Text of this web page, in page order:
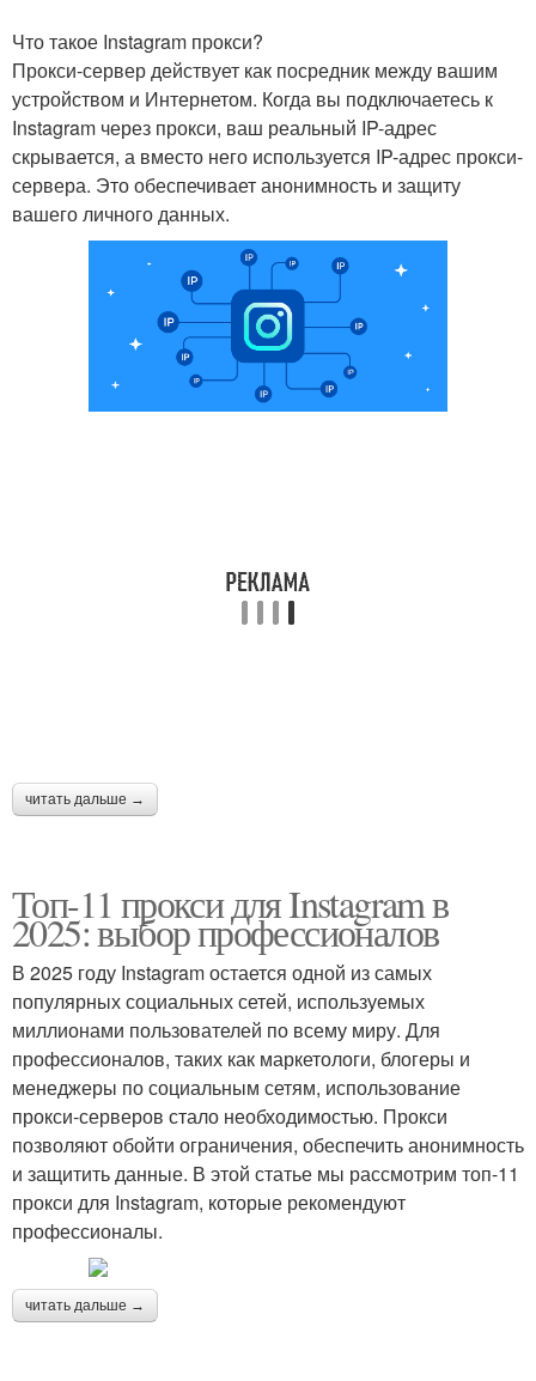
Что такое Instagram прокси?
Прокси-сервер действует как посредник между вашим
устройством и Интернетом. Когда вы подключаетесь к
Instagram через прокси, ваш реальный IP-адрес
скрывается, а вместо него используется IP-адрес прокси-
сервера. Это обеспечивает анонимность и защиту
вашего личного данных.
читать дальше →
Топ-11 прокси для Instagram в
2025: выбор профессионалов
В 2025 году Instagram остается одной из самых
популярных социальных сетей, используемых
миллионами пользователей по всему миру. Для
профессионалов, таких как маркетологи, блогеры и
менеджеры по социальным сетям, использование
прокси-серверов стало необходимостью. Прокси
позволяют обойти ограничения, обеспечить анонимность
и защитить данные. В этой статье мы рассмотрим топ-11
прокси для Instagram, которые рекомендуют
профессионалы.
читать дальше →